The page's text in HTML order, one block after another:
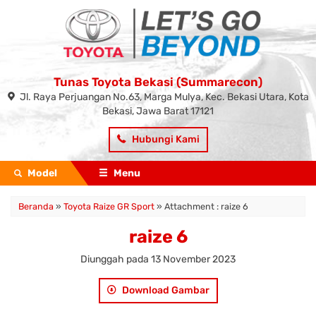
Tunas Toyota Bekasi (Summarecon)
Jl. Raya Perjuangan No.63, Marga Mulya, Kec. Bekasi Utara, Kota
Bekasi, Jawa Barat 17121
Hubungi Kami
Model Menu
Beranda » Toyota Raize GR Sport » Attachment : raize 6
raize 6
Diunggah pada 13 November 2023
Download Gambar